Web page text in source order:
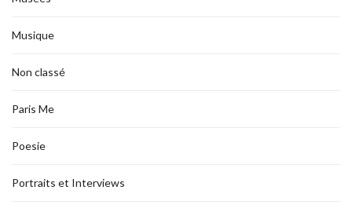
Musique
Non classé
Paris Me
Poesie
Portraits et Interviews